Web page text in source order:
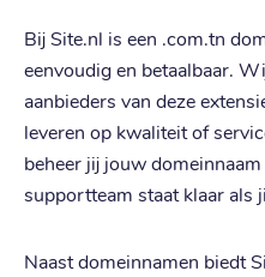
Bij Site.nl is een .com.tn
eenvoudig en betaalbaar.
aanbieders van deze
leveren op kwaliteit of
beheer jij jouw
supportteam staat klaar als
Naast domeinnamen biedt